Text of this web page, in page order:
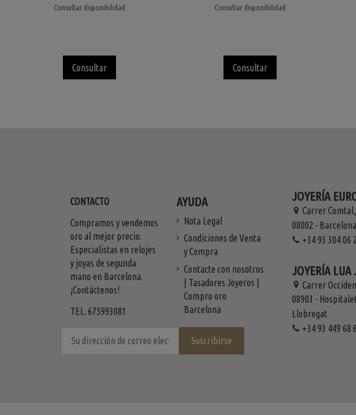
Consultar disponibilidad
Consultar
Consultar disponibilidad
Consultar
CONTACTO
Compramos y vendemos
oro al mejor precio.
Especialistas en relojes
y joyas de segunda
mano en Barcelona.
¡Contáctenos!
TEL. 675993081
AYUDA
Nota Legal
Condiciones de Venta
y Compra
Contacte con nosotros
| Tasadores Joyeros |
Compro oro
Barcelona
JOYERÍA
Carrer
08002 - Barcelona
+34 93 304 06
JOYERÍA LUA
Carrer
08903 -
Llobregat
+34 93 449 68